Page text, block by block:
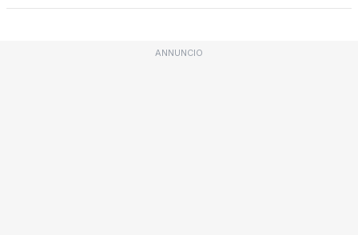
ANNUNCIO